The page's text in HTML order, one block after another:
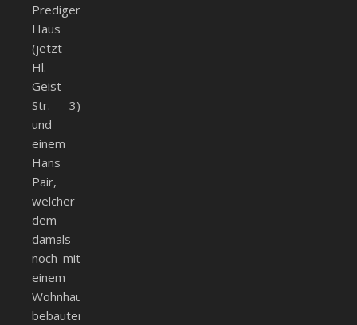
Predigers
Haus
(jetzt
Hl.-
Geist-
Str. 3)
und
einem
Hans
Pair,
welcher
dem
damals
noch mit
einem
Wohnhaus
bebauten